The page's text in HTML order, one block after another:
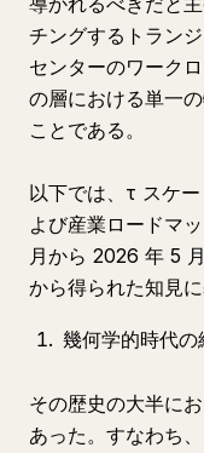
チングするトラン
センターのワーク
の層における単一
ことである。
以下では、τ スケ
よび産業ロードマ
月から 2026 年 5
から得られた知見に
幾何学的時代の
その歴史の大半に
あった。すなわち